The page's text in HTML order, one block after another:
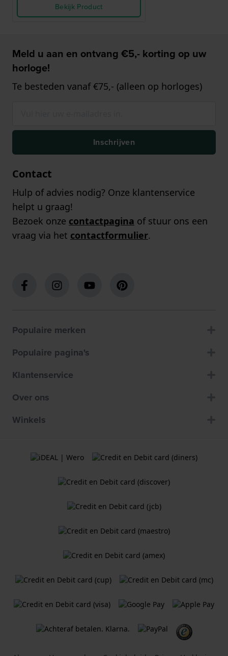
Bekijk Product
Meld u aan en ontvang €5,- korting op uw
horloge!
Te besteden vanaf €75,- (alleen op horloges)
Inschrijven
Contact
Hulp of advies nodig? Onze klantenservice
helpt u graag!
Bezoek onze contactpagina of stuur ons een
vraag via het contactformulier.
Populaire merken
Populaire pagina's
Klantenservice
Over ons
Winkels